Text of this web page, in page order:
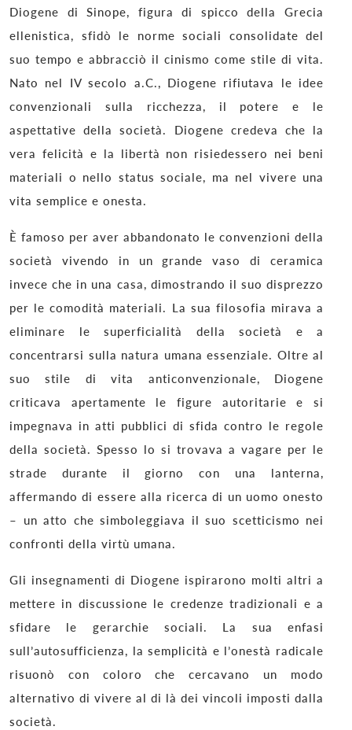
Diogene di Sinope, figura di spicco della Grecia
ellenistica, sfidò le norme sociali consolidate del
suo tempo e abbracciò il cinismo come stile di vita.
Nato nel IV secolo a.C., Diogene rifiutava le idee
convenzionali sulla ricchezza, il potere e le
aspettative della società. Diogene credeva che la
vera felicità e la libertà non risiedessero nei beni
materiali o nello status sociale, ma nel vivere una
vita semplice e onesta.
È famoso per aver abbandonato le convenzioni della
società vivendo in un grande vaso di ceramica
invece che in una casa, dimostrando il suo disprezzo
per le comodità materiali. La sua filosofia mirava a
eliminare le superficialità della società e a
concentrarsi sulla natura umana essenziale. Oltre al
suo stile di vita anticonvenzionale, Diogene
criticava apertamente le figure autoritarie e si
impegnava in atti pubblici di sfida contro le regole
della società. Spesso lo si trovava a vagare per le
strade durante il giorno con una lanterna,
affermando di essere alla ricerca di un uomo onesto
– un atto che simboleggiava il suo scetticismo nei
confronti della virtù umana.
Gli insegnamenti di Diogene ispirarono molti altri a
mettere in discussione le credenze tradizionali e a
sfidare le gerarchie sociali. La sua enfasi
sull’autosufficienza, la semplicità e l’onestà radicale
risuonò con coloro che cercavano un modo
alternativo di vivere al di là dei vincoli imposti dalla
società.